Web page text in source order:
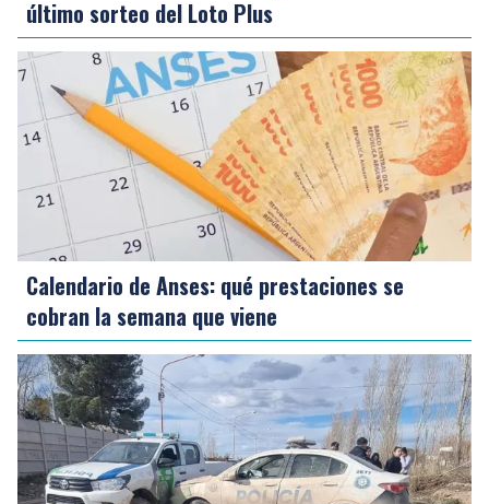
último sorteo del Loto Plus
Calendario de Anses: qué prestaciones se
cobran la semana que viene